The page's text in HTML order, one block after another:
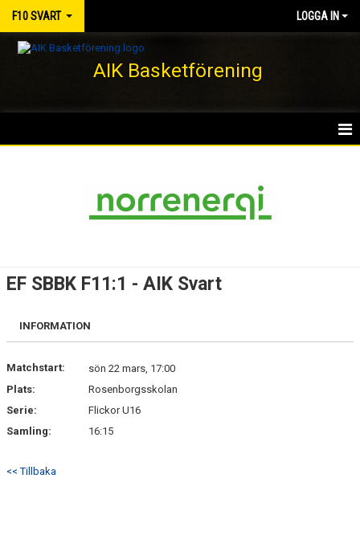
F10 SVART LOGGA IN
AIK Basketförening
DOKUMENT
KONTAKT
EF SBBK F11:1 - AIK Svart
INFORMATION
Matchstart:
sön 22 mars, 17:00
Plats:
Rosenborgsskolan
Serie:
Flickor U16
Samling:
16:15
<< Tillbaka